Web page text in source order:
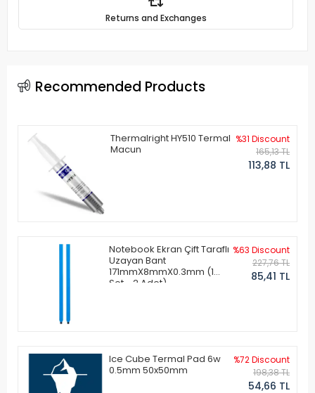
Returns and Exchanges
Recommended Products
Thermalright HY510 Termal
Macun
%31 Discount
165,13 TL
113,88 TL
Notebook Ekran Çift Taraflı
Uzayan Bant
171mmX8mmX0.3mm (1
Set - 2 Adet)
%63 Discount
227,76 TL
85,41 TL
Ice Cube Termal Pad 6w
0.5mm 50x50mm
%72 Discount
198,38 TL
54,66 TL